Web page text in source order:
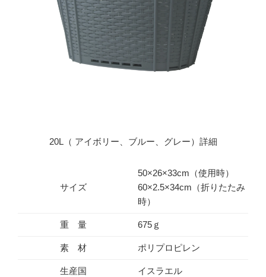
20L（ アイボリー、ブルー、グレー）詳細
サイズ
50×26×33cm（使用時）
60×2.5×34cm（折りたたみ
時）
重 量 675ｇ
素 材 ポリプロピレン
生産国 イスラエル